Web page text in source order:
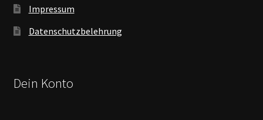
Impressum
Datenschutzbelehrung
Dein Konto